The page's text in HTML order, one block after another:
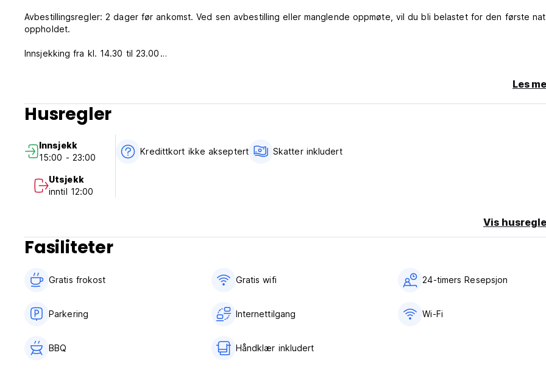
Avbestillingsregler: 2 dager før ankomst. Ved sen avbestilling eller manglende oppmøte, vil du bli belastet for den første
oppholdet.
Innsjekking fra kl. 14.30 til 23.00
Skatter inkludert
Frokost inkludert
24 timers resepsjon.
Ingen portforbud
Ingen spesielle forhold (Auto-translated from original language)
Les
Husregler
Innsjekk
15:00 - 23:00
Utsjekk
inntil 12:00
Kredittkort ikke akseptert Skatter inkludert
Vis
Fasiliteter
Gratis frokost‎ Gratis wifi‎ 24-timers Resepsjon
Parkering Internettilgang Wi-Fi
BBQ Håndklær inkludert